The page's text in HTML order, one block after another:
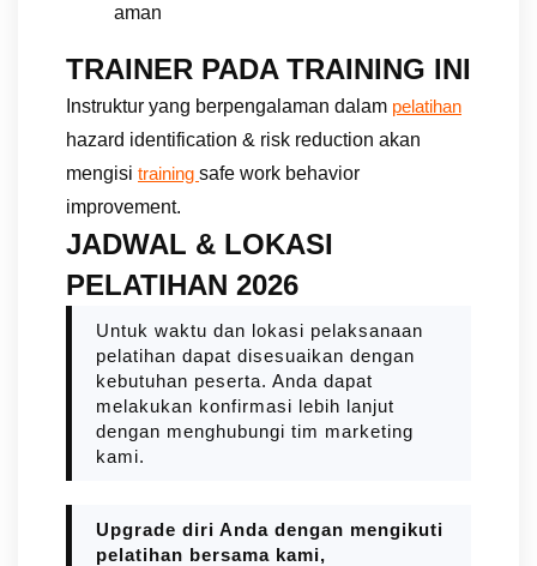
aman
TRAINER PADA TRAINING INI
Instruktur yang berpengalaman dalam pelatihan
hazard identification & risk reduction akan
mengisi training safe work behavior
improvement.
JADWAL & LOKASI
PELATIHAN 2026
Untuk waktu dan lokasi pelaksanaan
pelatihan dapat disesuaikan dengan
kebutuhan peserta. Anda dapat
melakukan konfirmasi lebih lanjut
dengan menghubungi tim marketing
kami.
Upgrade diri Anda dengan mengikuti
pelatihan bersama kami,